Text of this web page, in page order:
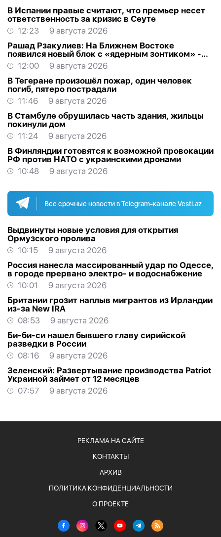
В Испании правые считают, что премьер несет
ответственность за кризис в Сеуте
12:23
9 августа 2026
Рашад Рзакулиев: На Ближнем Востоке
появился новый блок с «ядерным зонтиком» -
МНЕНИЕ ЭКСПЕРТА
12:00
9 августа 2026
В Тегеране произошёл пожар, один человек
погиб, пятеро пострадали
11:46
9 августа 2026
В Стамбуле обрушилась часть здания, жильцы
покинули дом
11:24
9 августа 2026
В Финляндии готовятся к возможной провокации
РФ против НАТО с украинскими дронами
10:48
9 августа 2026
Все срочные новости в Telegram-канале Vesti.az
Выдвинуты новые условия для открытия
Ормузского пролива
10:15
9 августа 2026
Россия нанесла массированный удар по Одессе,
в городе прервано электро- и водоснабжение
10:01
9 августа 2026
Британии грозит наплыв мигрантов из Ирландии
из-за New IRA
08:53
9 августа 2026
Би-би-си нашел бывшего главу сирийской
разведки в России
08:16
9 августа 2026
Зеленский: Развертывание производства Patriot
Украиной займет от 12 месяцев
07:57
9 августа 2026
РЕКЛАМА НА САЙТЕ
КОНТАКТЫ
АРХИВ
ПОЛИТИКА КОНФИДЕНЦИАЛЬНОСТИ
О ПРОЕКТЕ